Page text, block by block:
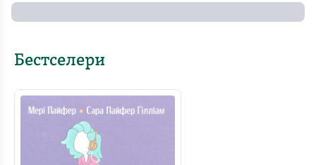
Бестселери